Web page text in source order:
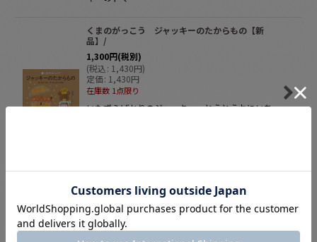
くまのがっこう ジャッキーのたからもの【新
品】/
1,300円(税別)
(税込: 1,430円)
定価: 1,430円
在庫数 1点限り
いたずらばかりのジャッキー。とうとうおにいち
1,300円(税別)
(税込: 1,430円)
定価: 1,430
在庫数 1点限り